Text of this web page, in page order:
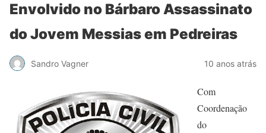
Envolvido no Bárbaro Assassinato
do Jovem Messias em Pedreiras
Sandro Vagner 10 anos atrás
Com
Coordenação
do